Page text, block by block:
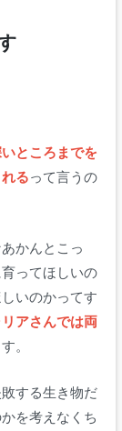
ところまでを
るって言うの
かんとこっ
ってほしいの
いのかってす
アさんでは両
。
する生き物だ
を考えなくち